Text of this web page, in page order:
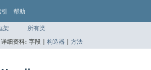
帮助
架
所有类
详细资料: 字段 | 构造器 | 方法